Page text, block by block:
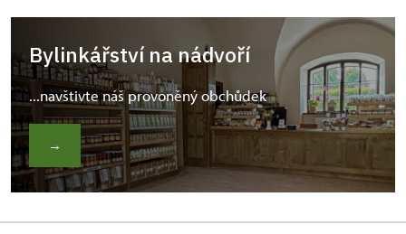
Bylinkářství na nádvoří
...navštivte náš provoněný obchůdek
→